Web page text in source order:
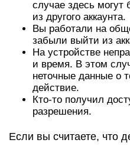
случае здесь могут
из другого аккаунта.
Вы работали на
забыли выйти из
На устройстве
и время. В этом
неточные данные о
действие.
Кто-то получил
разрешения.
Если вы считаете, что